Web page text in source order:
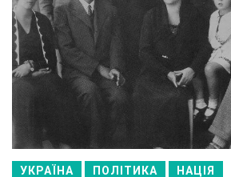
УКРАЇНА ПОЛІТИКА НАЦІЯ